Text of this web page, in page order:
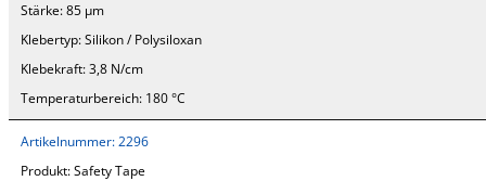
Stärke:85 µm
Klebertyp:Silikon / Polysiloxan
Klebekraft:3,8 N/cm
Temperaturbereich: 180 °C
Artikelnummer:2296
Produkt:Safety Tape